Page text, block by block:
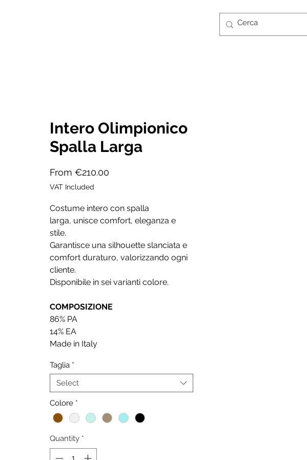
Intero Olimpionico
Spalla Larga
From €210.00
VAT Included
Costume intero con spalla
larga, unisce comfort, eleganza e
stile.
Garantisce una silhouette slanciata e
comfort duraturo, valorizzando ogni
cliente.
Disponibile in sei varianti colore.
COMPOSIZIONE
86% PA
14% EA
Made in Italy
Taglia *
Select
Colore *
Quantity *